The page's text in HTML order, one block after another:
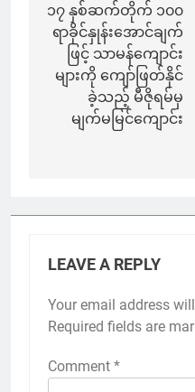
navigation
၁၇ နှစ်ဆက်တိုက် ၁၀၀
ရာခိုင်နှုန်းအောင်ချက်
ဖြင့် သာမန်ကျောင်း
များကို ကျော်ဖြတ်နိုင်
ခဲ့သည့် မီဇိုရမ်မှ
မျက်မမြင်ကျောင်း
LEAVE A REPLY
Your email address
Required fields are
Comment *